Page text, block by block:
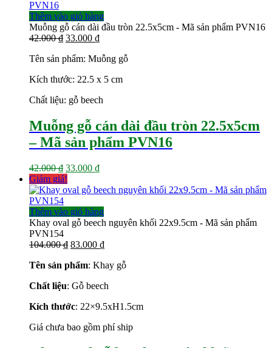
61.000 ₫.
Thêm vào giỏ hàng
Muỗng gỗ cán dài đầu tròn 22.5x5cm - Mã sản phẩm PVN16
42.000₫ Giá
là:
33.000 ₫Giá
tại
33.000 ₫.
Tên sản phẩm: Muỗng gỗ
Kích thước: 22.5 x 5 cm
Chất liệu: gỗ beech
Muỗng gỗ cán dài đầu tròn 22.5x5cm
– Mã sản phẩm PVN16
42.000₫ Giá
gốc
là:
33.000 ₫Giá
tại
33.000 ₫.
Giảm giá!
Thêm vào giỏ hàng
Khay oval gỗ beech nguyên khối 22x9.5cm - Mã sản phẩm
PVN154
104.000₫ Giá
là:
83.000 ₫Giá
tại
83.000 ₫.
Tên sản phẩm: Khay gỗ
Chất liệu: Gỗ beech
Kích thước: 22×9.5xH1.5cm
Giá chưa bao gồm phí ship